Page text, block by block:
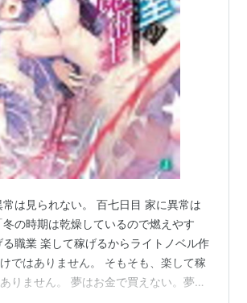
は見られない。 百七日目 家に異常は
冬の時期は乾燥しているので燃えやす
職業 楽して稼げるからライトノベル作
ではありません。 そもそも、楽して稼
りません。 夢はお金で買えない。夢の